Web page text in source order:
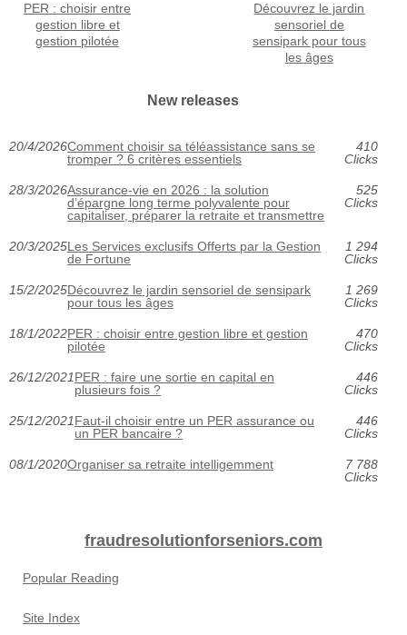
PER : choisir entre
gestion libre et
gestion pilotée
Découvrez le jardin
sensoriel de
sensipark pour tous
les âges
New releases
20/4/2026Comment choisir sa téléassistance sans se
tromper ? 6 critères essentiels
410
Clicks
28/3/2026Assurance-vie en 2026 : la solution
d’épargne long terme polyvalente pour
capitaliser, préparer la retraite et transmettre
525
Clicks
20/3/2025Les Services exclusifs Offerts par la Gestion
de Fortune
1 294
Clicks
15/2/2025Découvrez le jardin sensoriel de sensipark
pour tous les âges
1 269
Clicks
18/1/2022PER : choisir entre gestion libre et gestion
pilotée
470
Clicks
26/12/2021PER : faire une sortie en capital en
plusieurs fois ?
446
Clicks
25/12/2021Faut-il choisir entre un PER assurance ou
un PER bancaire ?
446
Clicks
08/1/2020Organiser sa retraite intelligemment
7 788
Clicks
fraudresolutionforseniors.com
Popular Reading
Site Index